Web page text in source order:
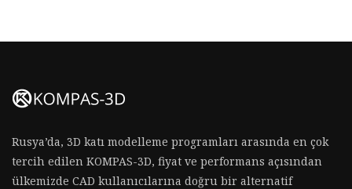
Rusya’da, 3D katı modelleme programları arasında en çok
tercih edilen KOMPAS-3D, fiyat ve performans açısından
ülkemizde CAD kullanıcılarına doğru bir alternatif